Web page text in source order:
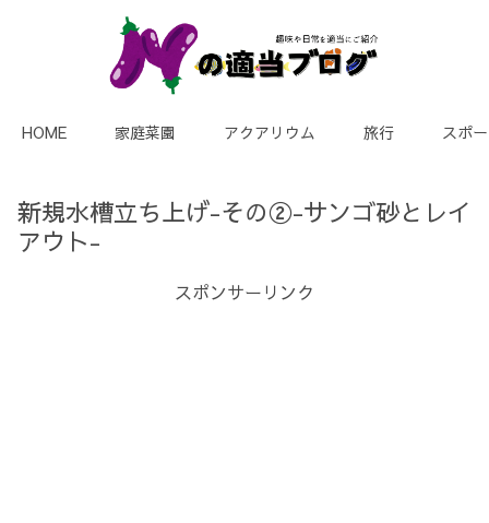
HOME 家庭菜園 アクアリウム 旅行 スポ
新規水槽立ち上げ-その②-サンゴ砂とレイ
アウト-
スポンサーリンク